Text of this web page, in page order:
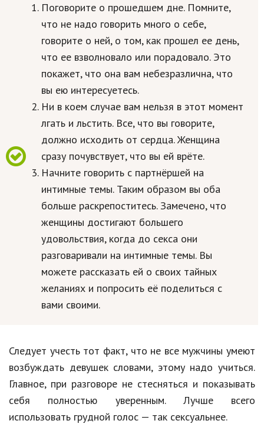
Мода и стиль
Бизнес
Хобби и развлечения
Юриспруденция
Природа
Образование
Наука и технологии
Поговорите о прошедшем дне. Помните,
что не надо говорить много о себе,
говорите о ней, о том, как прошел ее день,
что ее взволновало или порадовало. Это
покажет, что она вам небезразлична, что
вы ею интересуетесь.
Ни в коем случае вам нельзя в этот момент
лгать и льстить. Все, что вы говорите,
должно исходить от сердца. Женщина
сразу почувствует, что вы ей врёте.
Начните говорить с партнёршей на
интимные темы. Таким образом вы оба
больше раскрепоститесь. Замечено, что
женщины достигают большего
удовольствия, когда до секса они
разговаривали на интимные темы. Вы
можете рассказать ей о своих тайных
желаниях и попросить её поделиться с
вами своими.
Следует учесть тот факт, что не все мужчины умеют
возбуждать девушек словами, этому надо учиться.
Главное, при разговоре не стесняться и показывать
себя полностью уверенным. Лучше всего
использовать грудной голос — так сексуальнее.